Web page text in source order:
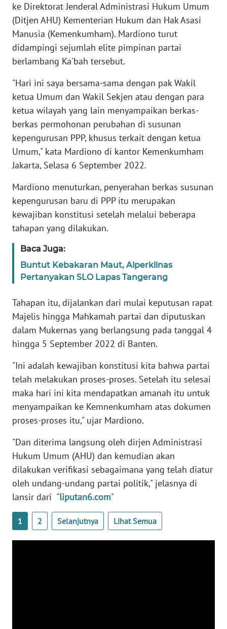
ke Direktorat Jenderal Administrasi Hukum Umum
(Ditjen AHU) Kementerian Hukum dan Hak Asasi
Manusia (Kemenkumham). Mardiono turut
didampingi sejumlah elite pimpinan partai
berlambang Ka'bah tersebut.
"Hari ini saya bersama-sama dengan pak Wakil
ketua Umum dan Wakil Sekjen atau dengan para
ketua wilayah yang lain menyampaikan berkas-
berkas permohonan perubahan di susunan
kepengurusan PPP, khusus terkait dengan ketua
Umum," kata Mardiono di kantor Kemenkumham
Jakarta, Selasa 6 September 2022.
Mardiono menuturkan, penyerahan berkas susunan
kepengurusan baru di PPP itu merupakan
kewajiban konstitusi setelah melalui beberapa
tahapan yang dilakukan.
Baca Juga:
Buntut Kebakaran Maut, Alperklinas
Pertanyakan SLO Lapas Tangerang
Tahapan itu, dijalankan dari mulai keputusan rapat
Majelis hingga Mahkamah partai dan diputuskan
dalam Mukernas yang berlangsung pada tanggal 4
hingga 5 September 2022 di Banten.
"Ini adalah kewajiban konstitusi kita bahwa partai
telah melakukan proses-proses. Setelah itu selesai
maka hari ini kita mendapatkan amanah itu untuk
menyampaikan ke Kemnenkumham atas dokumen
proses-proses itu," ujar Mardiono.
"Dan diterima langsung oleh dirjen Administrasi
Hukum Umum (AHU) dan kemudian akan
dilakukan verifikasi sebagaimana yang telah diatur
oleh undang-undang partai politik," jelasnya di
lansir dari "liputan6.com"
1 2 Selanjutnya Lihat Semua
WN
SULTRA
WN
WN
SULTENG
WN
SULBAR
BABEL
WN
SUMBAR
WN
WN
LAMPUNG
JATENG
WN
NUSANTARA
JOGJA
WN
JATIM
WN
BALI